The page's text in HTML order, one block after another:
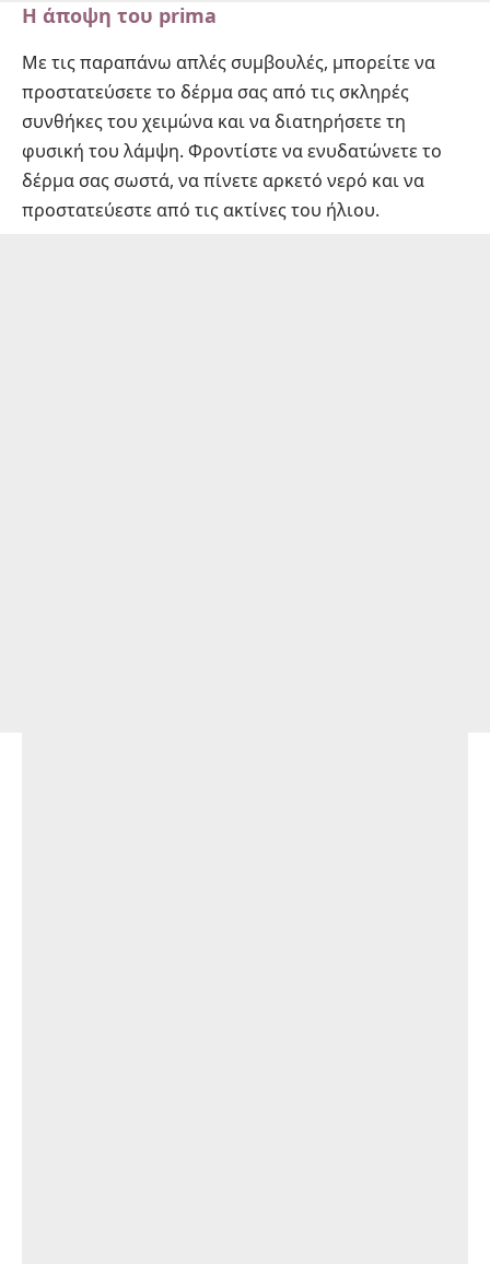
Η άποψη του prima
Με τις παραπάνω απλές συμβουλές, μπορείτε να
προστατεύσετε το δέρμα σας από τις σκληρές
συνθήκες του χειμώνα και να διατηρήσετε τη
φυσική του λάμψη. Φροντίστε να ενυδατώνετε το
δέρμα σας σωστά, να πίνετε αρκετό νερό και να
προστατεύεστε από τις ακτίνες του ήλιου.